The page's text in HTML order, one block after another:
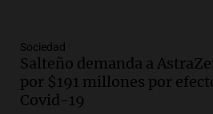
Episodios
Audio.La historia de la
firmó Jorge Messi
contrato de Leo con
Sociedad
Salteño demanda a
por $191 millones por
Covid-19